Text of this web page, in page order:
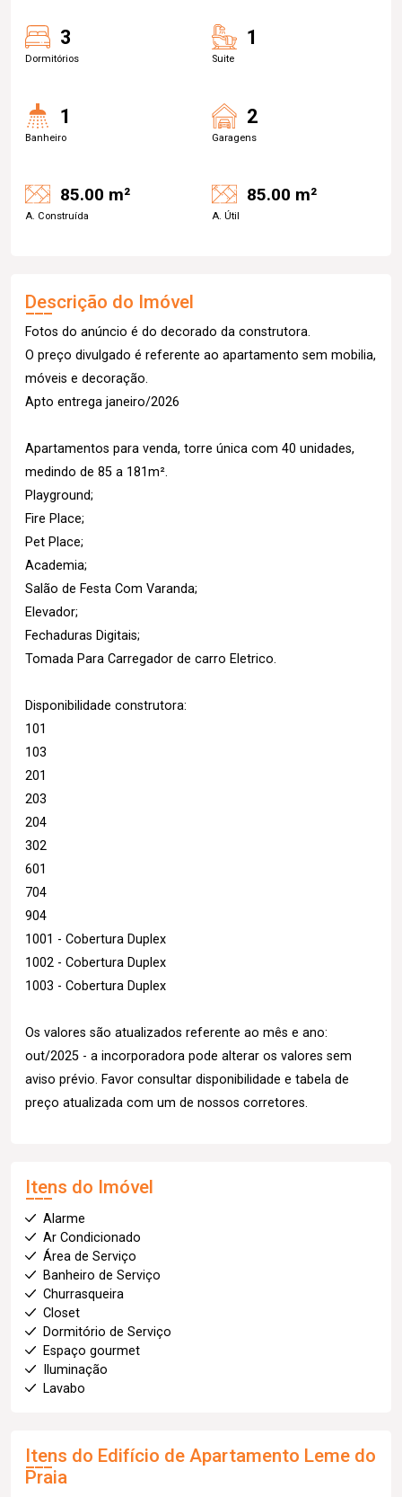
3
Dormitórios
1
Suite
1
Banheiro
2
Garagens
85.00 m²
A. Construída
85.00 m²
A. Útil
Descrição do Imóvel
Fotos do anúncio é do decorado da construtora.
O preço divulgado é referente ao apartamento sem mobilia,
móveis e decoração.
Apto entrega janeiro/2026
Apartamentos para venda, torre única com 40 unidades,
medindo de 85 a 181m².
Playground;
Fire Place;
Pet Place;
Academia;
Salão de Festa Com Varanda;
Elevador;
Fechaduras Digitais;
Tomada Para Carregador de carro Eletrico.
Disponibilidade construtora:
101
103
201
203
204
302
601
704
904
1001 - Cobertura Duplex
1002 - Cobertura Duplex
1003 - Cobertura Duplex
Os valores são atualizados referente ao mês e ano:
out/2025 - a incorporadora pode alterar os valores sem
aviso prévio. Favor consultar disponibilidade e tabela de
preço atualizada com um de nossos corretores.
Itens do Imóvel
Alarme
Ar Condicionado
Área de Serviço
Banheiro de Serviço
Churrasqueira
Closet
Dormitório de Serviço
Espaço gourmet
Iluminação
Lavabo
Itens do Edifício de Apartamento Leme do
Praia